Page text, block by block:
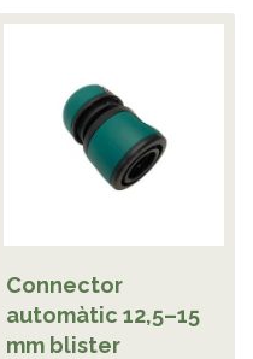
Connector
automàtic 12,5–15
mm blister